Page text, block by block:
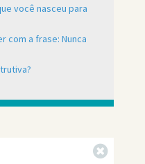
você nasceu para
com a frase: Nunca